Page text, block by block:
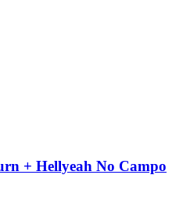
+ Hellyeah No Campo